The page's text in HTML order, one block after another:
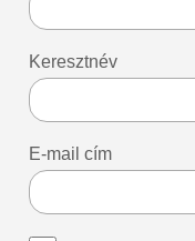
Keresztnév
E-mail cím